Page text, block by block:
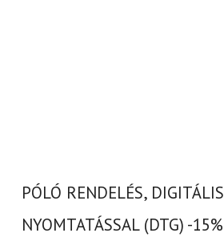
PÓLÓ RENDELÉS, DIGITÁLIS
NYOMTATÁSSAL (DTG) -15%